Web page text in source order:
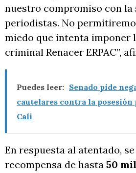
nuestro compromiso con la
periodistas. No
miedo que intenta imponer
criminal Renacer ERPAC”,
Puedes leer: Senado pide
cautelares contra la posesión
Cali
En respuesta al atentado,
recompensa de hasta 50